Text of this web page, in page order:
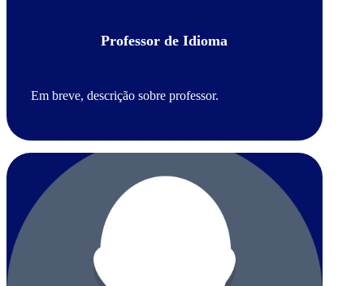
Professor de Idioma
Em breve, descrição sobre professor.